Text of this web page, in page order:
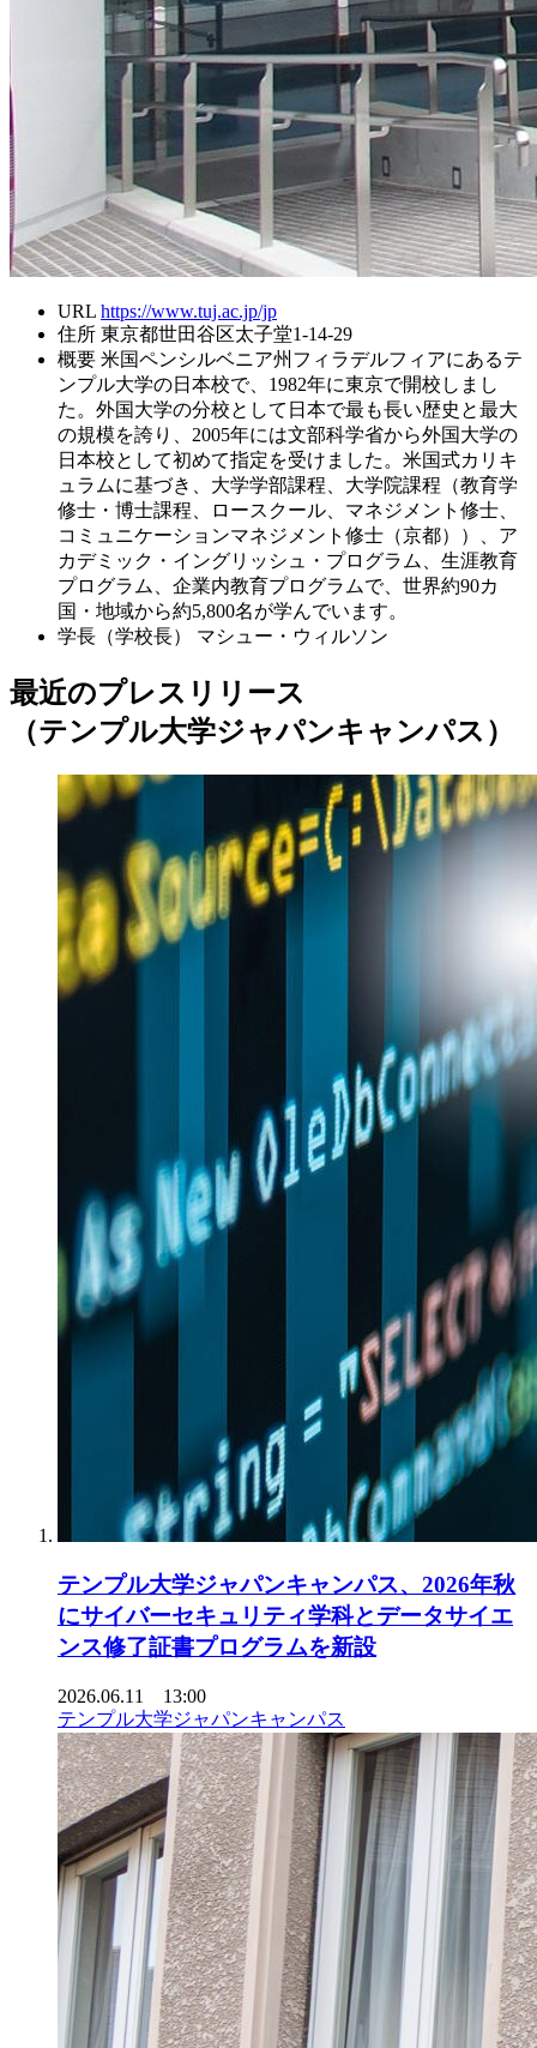
URL https://www.tuj.ac.jp/jp
住所 東京都世田谷区太子堂1-14-29
概要 米国ペンシルベニア州フィラデルフィアにあるテ
ンプル大学の日本校で、1982年に東京で開校しまし
た。外国大学の分校として日本で最も長い歴史と最大
の規模を誇り、2005年には文部科学省から外国大学の
日本校として初めて指定を受けました。米国式カリキ
ュラムに基づき、大学学部課程、大学院課程（教育学
修士・博士課程、ロースクール、マネジメント修士、
コミュニケーションマネジメント修士（京都））、ア
カデミック・イングリッシュ・プログラム、生涯教育
プログラム、企業内教育プログラムで、世界約90カ
国・地域から約5,800名が学んでいます。
学長（学校長）
マシュー・ウィルソン
最近のプレスリリース
（テンプル大学ジャパンキャンパス）
テンプル大学ジャパンキャンパス、2026年秋
にサイバーセキュリティ学科とデータサイエ
ンス修了証書プログラムを新設
2026.06.11 13:00
テンプル大学ジャパンキャンパス